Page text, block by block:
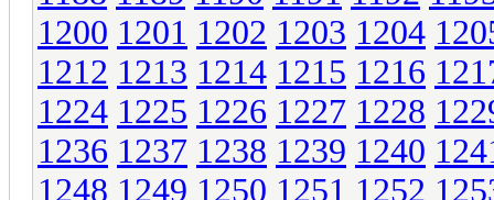
1200 1201 1202 1203 1204
1212 1213 1214 1215 1216
1224 1225 1226 1227 1228
1236 1237 1238 1239 1240
1248 1249 1250 1251 1252